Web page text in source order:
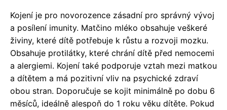
Kojení je pro novorozence zásadní pro správný vývoj
a posílení imunity. Matčino mléko obsahuje veškeré
živiny, které dítě potřebuje k růstu a rozvoji mozku.
Obsahuje protilátky, které chrání dítě před nemocemi
a alergiemi. Kojení také podporuje vztah mezi matkou
a dítětem a má pozitivní vliv na psychické zdraví
obou stran. Doporučuje se kojit minimálně po dobu 6
měsíců, ideálně alespoň do 1 roku věku dítěte. Pokud